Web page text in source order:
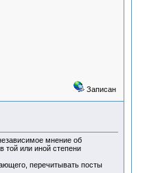
Записан
мнение об
той или иной степени
перечитывать посты